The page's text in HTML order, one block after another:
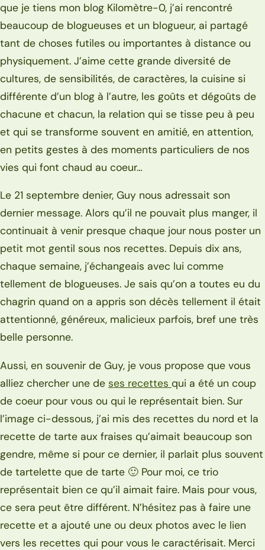
que je tiens mon blog Kilomètre-0, j’ai rencontré
beaucoup de blogueuses et un blogueur, ai partagé
tant de choses futiles ou importantes à distance ou
physiquement. J’aime cette grande diversité de
cultures, de sensibilités, de caractères, la cuisine si
différente d’un blog à l’autre, les goûts et dégoûts de
chacune et chacun, la relation qui se tisse peu à peu
et qui se transforme souvent en amitié, en attention,
en petits gestes à des moments particuliers de nos
vies qui font chaud au coeur…
Le 21 septembre denier, Guy nous adressait son
dernier message. Alors qu’il ne pouvait plus manger, il
continuait à venir presque chaque jour nous poster un
petit mot gentil sous nos recettes. Depuis dix ans,
chaque semaine, j’échangeais avec lui comme
tellement de blogueuses. Je sais qu’on a toutes eu du
chagrin quand on a appris son décès tellement il était
attentionné, généreux, malicieux parfois, bref une très
belle personne.
Aussi, en souvenir de Guy, je vous propose que vous
alliez chercher une de ses recettes qui a été un coup
de coeur pour vous ou qui le représentait bien. Sur
l’image ci-dessous, j’ai mis des recettes du nord et la
recette de tarte aux fraises qu’aimait beaucoup son
gendre, même si pour ce dernier, il parlait plus souvent
de tartelette que de tarte 🙂 Pour moi, ce trio
représentait bien ce qu’il aimait faire. Mais pour vous,
ce sera peut être différent. N’hésitez pas à faire une
recette et a ajouté une ou deux photos avec le lien
vers les recettes qui pour vous le caractérisait. Merci